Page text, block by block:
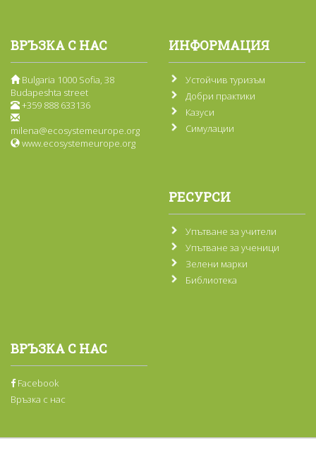
ВРЪЗКА С НАС
Bulgaria 1000 Sofia, 38
Budapeshta street
+359 888 633136
milena@ecosystemeurope.org
www.ecosystemeurope.org
ИНФОРМАЦИЯ
Устойчив туризъм
Добри практики
Казуси
Симулации
РЕСУРСИ
Упътване за учители
Упътване за ученици
Зелени марки
Библиотека
ВРЪЗКА С НАС
Facebook
Връзка с нас